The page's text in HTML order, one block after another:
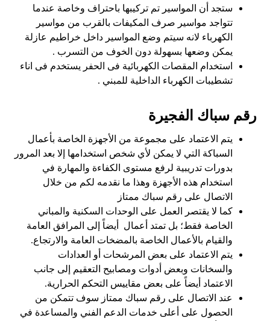
ستجد أن المواسير تم تركيبها باحتراف وخاصة عندما
تتواجد مواسير صرف المكيفات بالقرب من مواسير
الكهرباء لانه سيتم وضع المواسير داخل خراطيم عازلة
يمكن وضعها بسهولة دون الخوف من التسرب .
استخدام المقصات الكهربائية فى الحفر يستخدم فى اناء
تشطيبات الكهرباء الداخلية للمبني .
رقم سباك الفجيرة
يتم الاعتماد على مجموعة من الأجهزة الخاصة بأعمال
السباكة التي لا يمكن لأي شخص استخدامها إلا بعد المرور
بدورات تدريبية لرفع مستوى الكفاءة والمهارة في
استخدام هذه الأجهزة وهذا ما نقدمه لكم من خلال
الاتصال على رقم سباك ممتاز
كما لا يقتصر العمل على الوحدات السكنية والمباني
الخاصة فقط؛ بل تمتد أعمال أيضاً إلى المرافق العامة
والقيام بالأعمال الخاصة بالمضخات العامة والارتجاع.
يتم الاعتماد على بعض المرشحات أو العدادات
والسخانات وبعض أدوات ومصابيح التعقيم إلى جانب
الاعتماد أيضاً على بعض مقاييس التحكم الحرارية.
عند الاتصال على رقم سباك ممتاز سوف تتمكن من
الحصول على أعلى خدمات الدعم الفني والمساعدة في